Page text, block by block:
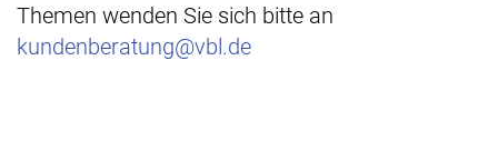
Themen wenden Sie sich bitte an
kundenberatung@vbl.de